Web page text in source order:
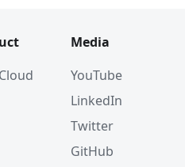
Media
YouTube
LinkedIn
Twitter
GitHub